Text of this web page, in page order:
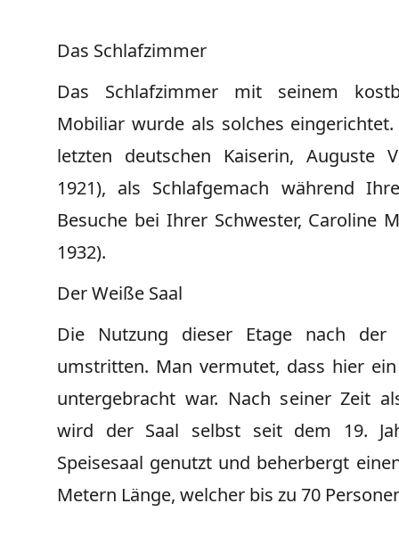
Das Schlafzimmer
Das Schlafzimmer mit seinem
Mobiliar wurde als solches
letzten deutschen Kaiserin, Auguste
1921), als Schlafgemach während
Besuche bei Ihrer Schwester, Caroline
1932).
Der Weiße Saal
Die Nutzung dieser Etage nach der
umstritten. Man vermutet, dass hier
untergebracht war. Nach seiner Zeit
wird der Saal selbst seit dem 19.
Speisesaal genutzt und beherbergt
Metern Länge, welcher bis zu 70